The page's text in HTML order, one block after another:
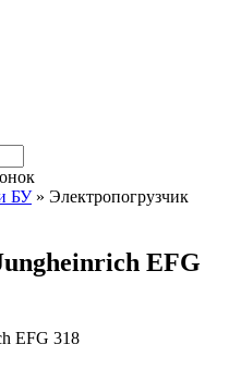
БУ» Электропогрузчик
EFG